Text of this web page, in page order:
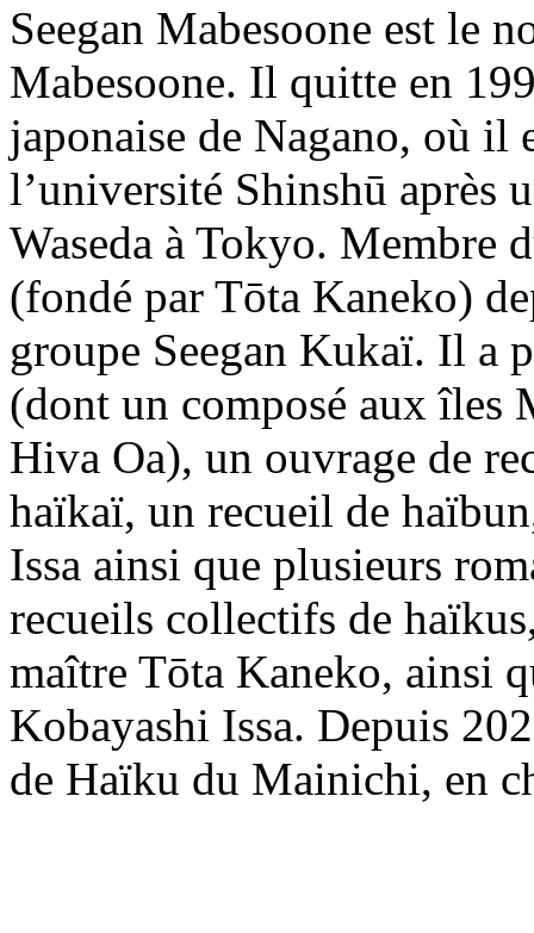
Seegan Mabesoone est le
Mabesoone. Il quitte en
japonaise de Nagano, où il
l’université Shinshū après
Waseda à Tokyo. Membre
(fondé par Tōta Kaneko)
groupe Seegan Kukaï. Il a
(dont un composé aux îles
Hiva Oa), un ouvrage de
haïkaï, un recueil de
Issa ainsi que plusieurs
recueils collectifs de
maître Tōta Kaneko, ainsi
Kobayashi Issa. Depuis
de Haïku du Mainichi, en